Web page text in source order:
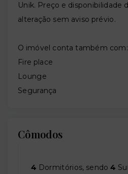
Unik. Preço e disponibilidade
alteração sem aviso prévio.
O imóvel conta também com:
Fire place
Lounge
Segurança
Cômodos
4 Dormitórios, sendo4